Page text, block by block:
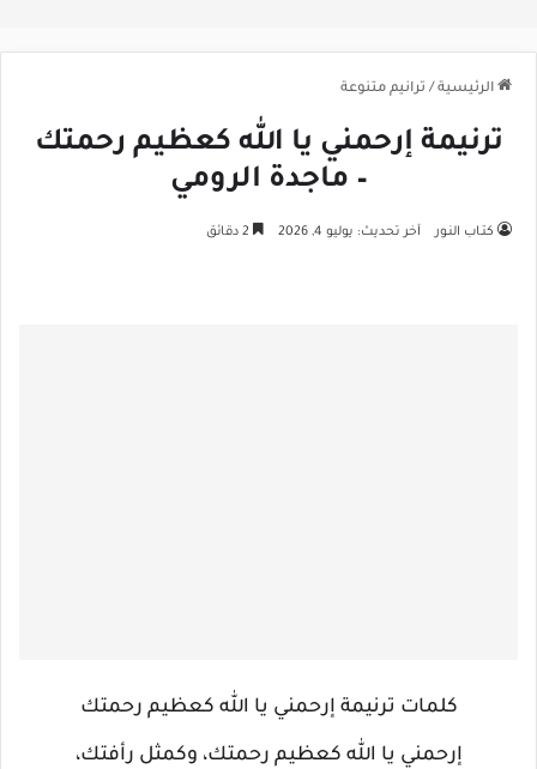
الرئيسية / ترانيم متنوعة
ترنيمة إرحمني يا الله كعظيم رحمتك
– ماجدة الرومي
كتـاب النـور آخر تحديث: يوليو 4, 2026
كلمات ترنيمة إرحمني يا الله كعظيم رحمتك
إرحمني يا الله كعظيم رحمتك، وكمثل رأفتك،